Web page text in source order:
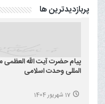
پربازدیدترین ها
پیام حضرت آیت الله العظمی
المللی وحدت اسلامی
17 شهریور 1404